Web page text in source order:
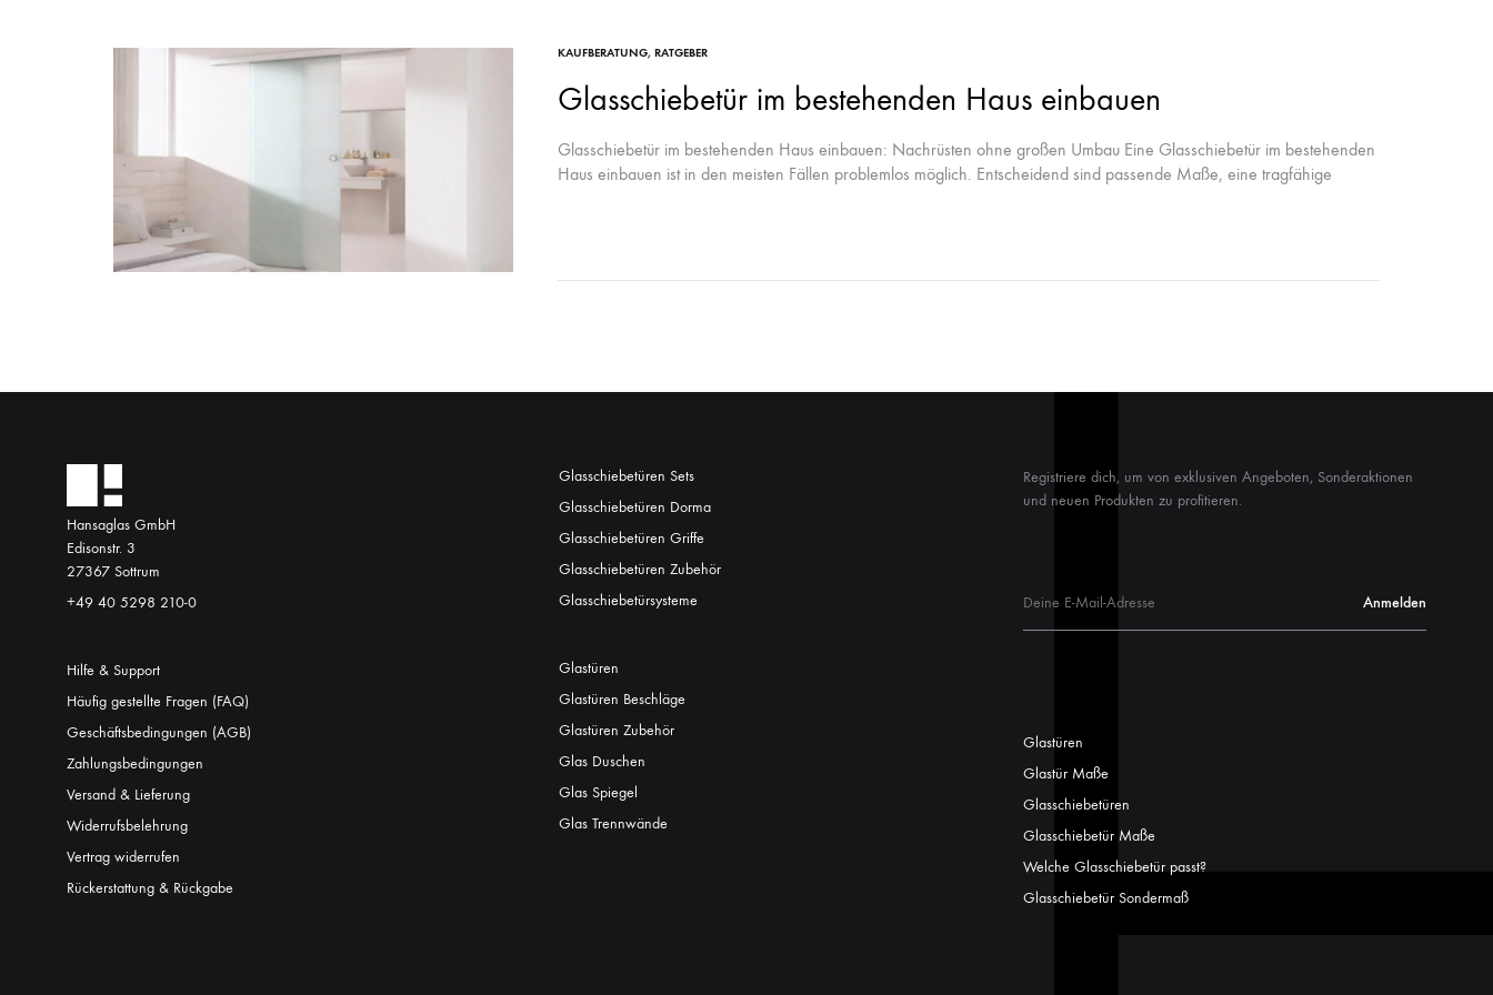
KAUFBERATUNG, RATGEBER
Glasschiebetür im bestehenden Haus einbauen
Glasschiebetür im bestehenden Haus einbauen: Nachrüsten ohne großen Umbau Eine Glasschiebetür im bestehenden
Haus einbauen ist in den meisten Fällen problemlos möglich. Entscheidend sind passende Maße, eine tragfähige
Hansaglas GmbH
Edisonstr. 3
27367 Sottrum
+49 40 5298 210-0
Hilfe & Support
Häufig gestellte Fragen (FAQ)
Geschäftsbedingungen (AGB)
Zahlungsbedingungen
Versand & Lieferung
Widerrufsbelehrung
Vertrag widerrufen
Rückerstattung & Rückgabe
Glasschiebetüren Sets
Glasschiebetüren Dorma
Glasschiebetüren Griffe
Glasschiebetüren Zubehör
Glasschiebetürsysteme
Glastüren
Glastüren Beschläge
Glastüren Zubehör
Glas Duschen
Glas Spiegel
Glas Trennwände
Registriere dich, um von exklusiven Angeboten, Sonderaktionen
und neuen Produkten zu profitieren.
Glastüren
Glastür Maße
Glasschiebetüren
Glasschiebetür Maße
Welche Glasschiebetür passt?
Glasschiebetür Sondermaß